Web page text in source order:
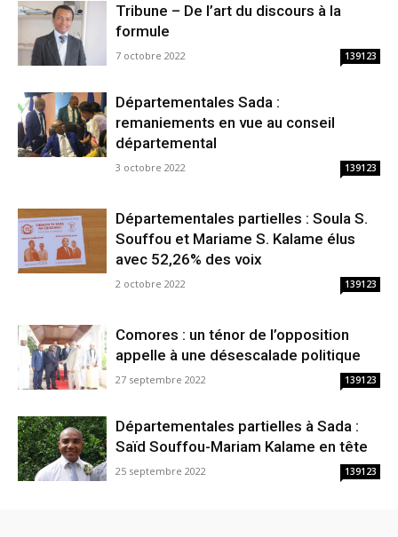
Tribune – De l’art du discours à la
formule
7 octobre 2022 139123
Départementales Sada :
remaniements en vue au conseil
départemental
3 octobre 2022 139123
Départementales partielles : Soula S.
Souffou et Mariame S. Kalame élus
avec 52,26% des voix
2 octobre 2022 139123
Comores : un ténor de l’opposition
appelle à une désescalade politique
27 septembre 2022 139123
Départementales partielles à Sada :
Saïd Souffou-Mariam Kalame en tête
25 septembre 2022 139123